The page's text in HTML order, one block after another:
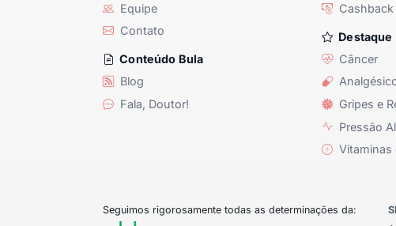
Equipe
Contato
Conteúdo Bula
Blog
Fala, Doutor!
Destaque
Câncer
Gripes e
Pressão
Vitaminas
Seguimos rigorosamente todas as determinações da: